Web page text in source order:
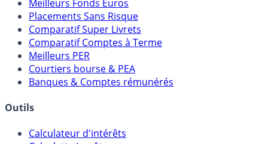
Meilleures Assurances-Vie
Meilleurs Fonds Euros
Placements Sans Risque
Comparatif Super Livrets
Comparatif Comptes à Terme
Meilleurs PER
Courtiers bourse & PEA